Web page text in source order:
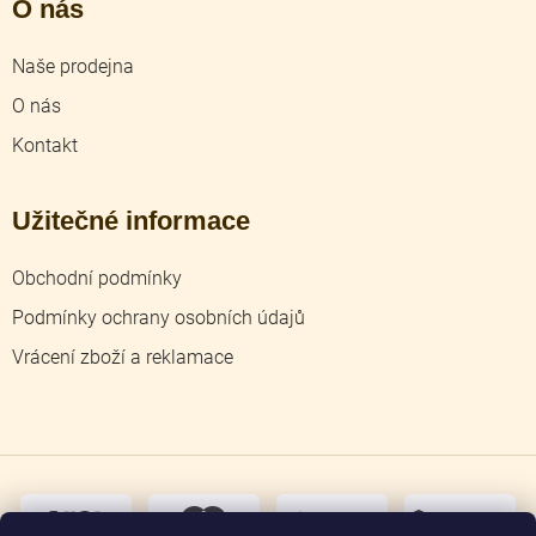
O nás
Naše prodejna
O nás
Kontakt
Užitečné informace
Obchodní podmínky
Podmínky ochrany osobních údajů
Vrácení zboží a reklamace